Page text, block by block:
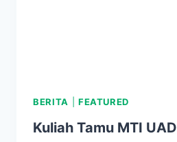
BERITA FEATURED
Kuliah Tamu MTI UAD